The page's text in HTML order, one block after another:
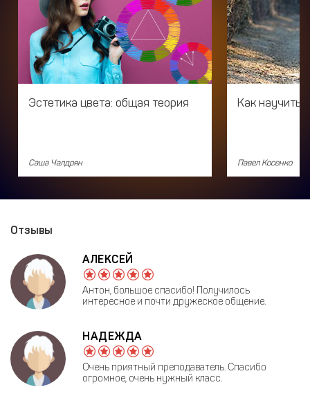
Эстетика цвета: общая теория
Саша Чалдрян
Как
Павел Косенко
Отзывы
АЛЕКСЕЙ
Антон, большое спасибо! Получилось
интересное и почти дружеское общение.
НАДЕЖДА
Очень приятный преподаватель. Спасибо
огромное, очень нужный класс.